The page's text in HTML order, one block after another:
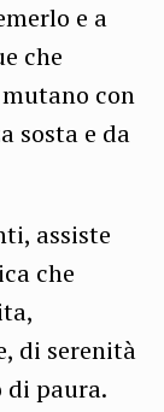
e a
che
con
sosta e da
assiste
che
di serenità
di paura.